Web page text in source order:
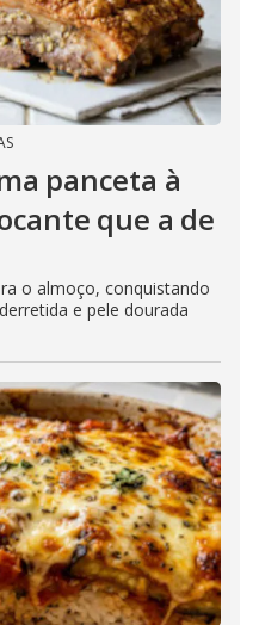
panceta à
que a de
o almoço, conquistando
e pele dourada